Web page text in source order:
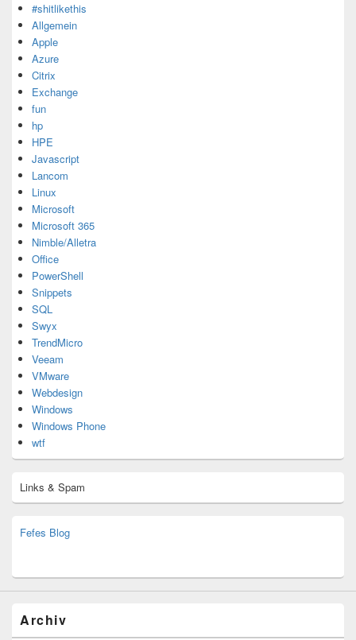
#shitlikethis
Allgemein
Apple
Azure
Citrix
Exchange
fun
hp
HPE
Javascript
Lancom
Linux
Microsoft
Microsoft 365
Nimble/Alletra
Office
PowerShell
Snippets
SQL
Swyx
TrendMicro
Veeam
VMware
Webdesign
Windows
Windows Phone
wtf
Links & Spam
Fefes Blog
Archiv